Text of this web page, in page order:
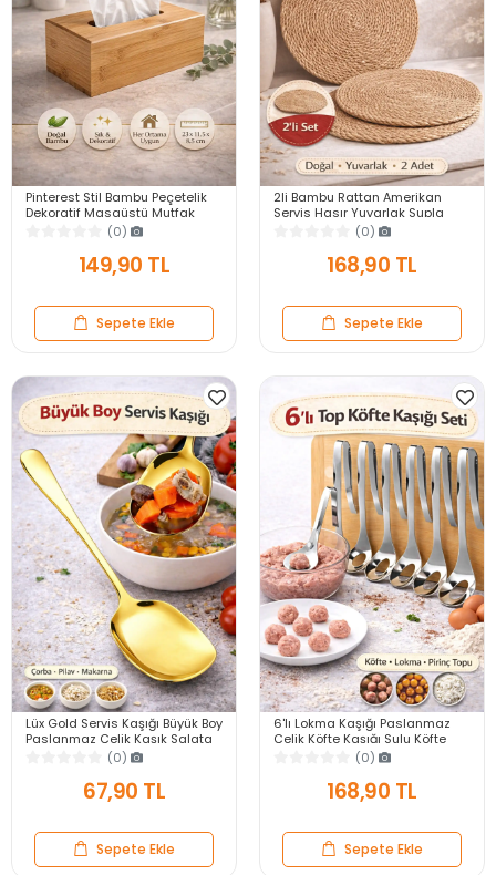
Pinterest Stil Bambu Peçetelik
Dekoratif Masaüstü Mutfak
Ofis Kare Peçete Kağıt Mendil
(0)
149,90 TL
Sepete Ekle
2li Bambu Rattan Amerikan
Servis Hasır Yuvarlak Supla
Tabak Altlığı Masa Dekoru Sofra
(0)
168,90 TL
Sepete Ekle
Lüx Gold Servis Kaşığı Büyük Boy
Paslanmaz Çelik Kaşık Salata
Pasta Yemek Servis Mutfak
(0)
67,90 TL
Sepete Ekle
6'lı Lokma Kaşığı Paslanmaz
Çelik Köfte Kaşığı Sulu Köfte
Lokma Pirinç Top Köfte Yapma
(0)
168,90 TL
Sepete Ekle